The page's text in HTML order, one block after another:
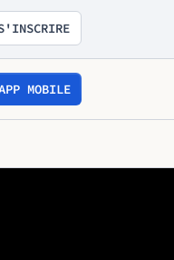
MOBILE